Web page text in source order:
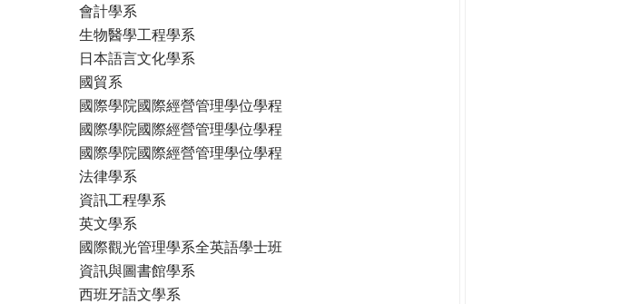
會計學系
生物醫學工程學系
日本語言文化學系
國貿系
國際學院國際經營管理學位學程
國際學院國際經營管理學位學程
國際學院國際經營管理學位學程
法律學系
資訊工程學系
英文學系
國際觀光管理學系全英語學士班
資訊與圖書館學系
西班牙語文學系